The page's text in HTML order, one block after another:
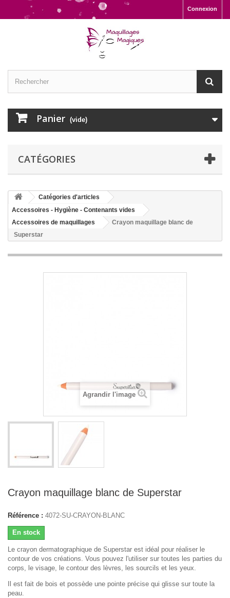
Connexion
Panier (vide)
CATÉGORIES
Catégories d'articles
Accessoires - Hygiène - Contenants vides
Accessoires de maquillages
Crayon maquillage blanc de
Superstar
Agrandir l'image
Crayon maquillage blanc de Superstar
Référence : 4072-SU-CRAYON-BLANC
En stock
Le crayon dermatographique de Superstar est idéal pour réaliser le
contour de vos créations. Vous pouvez l'utiliser sur toutes les parties du
corps, le visage, le contour des lèvres, les sourcils et les yeux.
Il est fait de bois et possède une pointe précise qui glisse sur toute la
peau.